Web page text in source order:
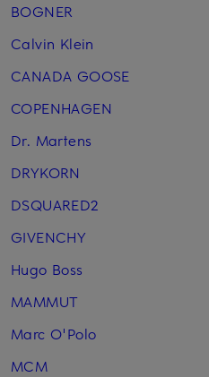
BOGNER
Calvin Klein
CANADA GOOSE
COPENHAGEN
Dr. Martens
DRYKORN
DSQUARED2
GIVENCHY
Hugo Boss
MAMMUT
Marc O'Polo
MCM